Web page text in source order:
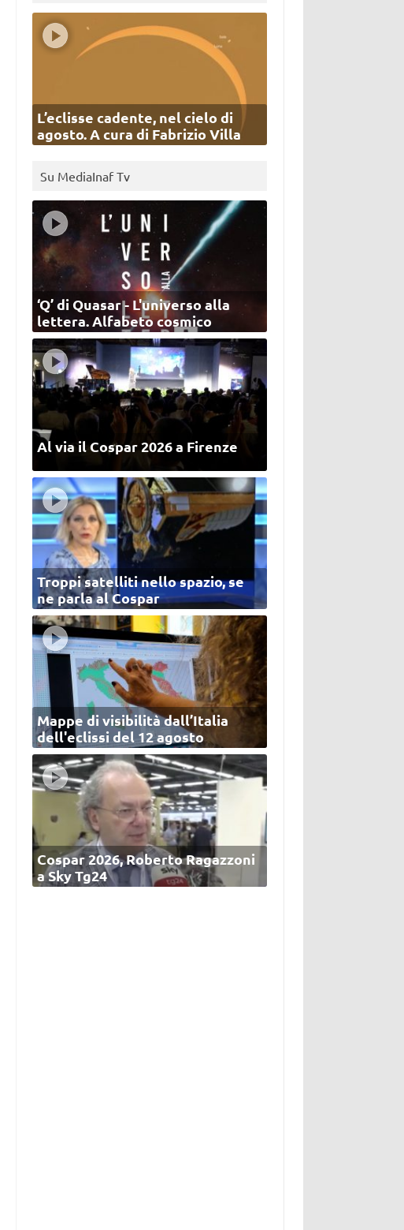
L’eclisse cadente, nel cielo di
agosto. A cura di Fabrizio Villa
Su MediaInaf Tv
‘Q’ di Quasar - L'universo alla
lettera. Alfabeto cosmico
Al via il Cospar 2026 a Firenze
Troppi satelliti nello spazio, se
ne parla al Cospar
Mappe di visibilità dall’Italia
dell'eclissi del 12 agosto
Cospar 2026, Roberto Ragazzoni
a Sky Tg24